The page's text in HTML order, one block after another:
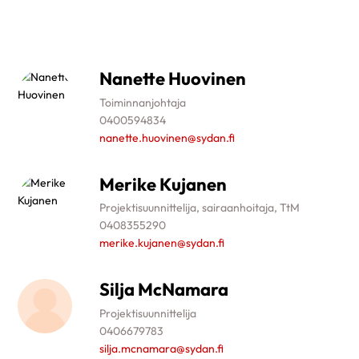
Nanette Huovinen
Toiminnanjohtaja
0400594834
nanette.huovinen@sydan.fi
Merike Kujanen
Projektisuunnittelija, sairaanhoitaja, TtM
0408355290
merike.kujanen@sydan.fi
Silja McNamara
projektisuunnittelija
0406679783
silja.mcnamara@sydan.fi